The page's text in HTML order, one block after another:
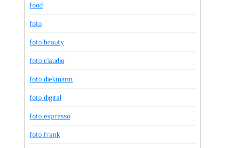
food
foto
foto beauty
foto claudio
foto diekmann
foto digital
foto espresso
foto frank